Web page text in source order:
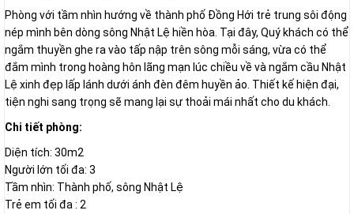
Phòng với tầm nhìn hướng về thành phố Đồng Hới trẻ trung sôi động
nép mình bên dòng sông Nhật Lệ hiền hòa. Tại đây, Quý khách có thể
ngắm thuyền ghe ra vào tấp nập trên sông mỗi sáng, vừa có thể
đắm mình trong hoàng hôn lãng mạn lúc chiều về và ngắm cầu Nhật
Lệ xinh đẹp lấp lánh dưới ánh đèn đêm huyền ảo. Thiết kế hiện đại,
tiện nghi sang trọng sẽ mang lại sự thoải mái nhất cho du khách.
Chi tiết phòng:
Diện tích: 30m2
Người lớn tối đa: 3
Tầm nhìn: Thành phố, sông Nhật Lệ
Trẻ em tối đa : 2